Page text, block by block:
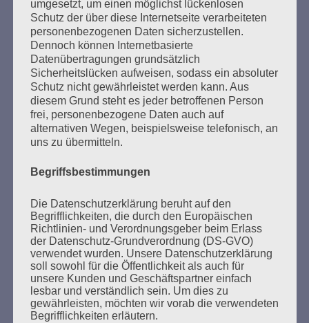
Esther Bejarano - 3. Mai 2021
SUCHEN
NACH:
MARATHONLESUNG AUS DEN
VERBRANNTEN BÜCHERN
umgesetzt, um einen möglichst lückenlosen
Schutz der über diese Internetseite verarbeiteten
personenbezogenen Daten sicherzustellen.
Dennoch können Internetbasierte
Datenübertragungen grundsätzlich
Sicherheitslücken aufweisen, sodass ein absoluter
Schutz nicht gewährleistet werden kann. Aus
diesem Grund steht es jeder betroffenen Person
frei, personenbezogene Daten auch auf
alternativen Wegen, beispielsweise telefonisch, an
uns zu übermitteln.
Begriffsbestimmungen
Die Datenschutzerklärung beruht auf den
Begrifflichkeiten, die durch den Europäischen
Richtlinien- und Verordnungsgeber beim Erlass
der Datenschutz-Grundverordnung (DS-GVO)
verwendet wurden. Unsere Datenschutzerklärung
soll sowohl für die Öffentlichkeit als auch für
unsere Kunden und Geschäftspartner einfach
lesbar und verständlich sein. Um dies zu
gewährleisten, möchten wir vorab die verwendeten
Begrifflichkeiten erläutern.